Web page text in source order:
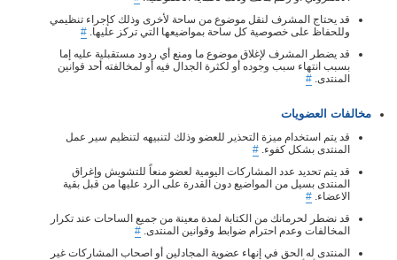
قد يحتاج المشرف لنقل موضوع من ساحة لأخرى وذلك كإجراء تنظيمي
وللحفاظ على خصوصية كل ساحة بمواضيعها التي تركز عليها. #
قد يضطر المشرف لإغلاق موضوع ما ومنع أي ردود مستقبلية عليه إما
بسبب انتهاء سبب وجوده أو لكثرة الجدال فيه أو لمخالفته أحد قوانين
المنتدى. #
مخالفات العضويات
قد يتم استخدام ميزة التحذير للعضو وذلك لتنبيهه لتنظيم سير عمل
المنتدى بشكل كفوء. #
قد يتم تحديد عدد المشاركات اليومية لعضو منعاً للتشويش وإغراق
المنتدى بسيل من المواضيع دون القدرة على الرد عليها من قبل بقية
الاعضاء. #
قد نضطر لحرمانك من الكتابة لمدة معينة من جميع الساحات عند تكرار
المخالفات وعدم احترام ضوابط وقوانين المنتدى. #
المنتدى له الحق في إنهاء عضوية المجادلين أو اصحاب المشاركات غير